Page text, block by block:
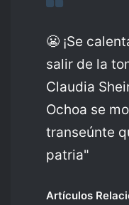
😬 ¡Se
salir de la
Claudia
Ochoa se
transeúnte
patria"
Artículos